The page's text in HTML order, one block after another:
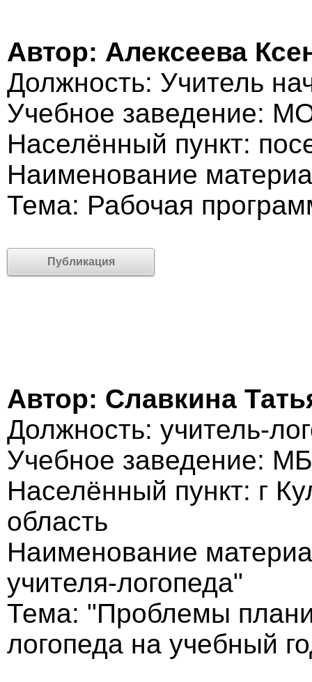
Автор: Алексеева
Должность: Учитель
Учебное заведение:
Населённый пункт:
Наименование
Тема: Рабочая
Публикация
Автор: Славкина
Должность: учитель-
Учебное заведение:
Населённый пункт: г
область
Наименование
учителя-логопеда"
Тема: "Проблемы
логопеда на учебный